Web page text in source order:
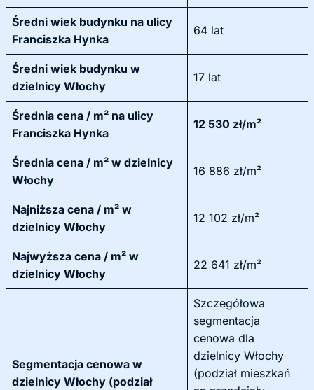
Średni wiek budynku na ulicy
Franciszka Hynka
64 lat
Średni wiek budynku w
dzielnicy Włochy
17 lat
Średnia cena / m² na ulicy
Franciszka Hynka
12 530 zł/m²
Średnia cena / m² w dzielnicy
Włochy
16 886 zł/m²
Najniższa cena / m² w
dzielnicy Włochy
12 102 zł/m²
Najwyższa cena / m² w
dzielnicy Włochy
22 641 zł/m²
Segmentacja cenowa w
dzielnicy Włochy (podział
Szczegółowa
segmentacja
cenowa dla
dzielnicy Włochy
(podział mieszkań